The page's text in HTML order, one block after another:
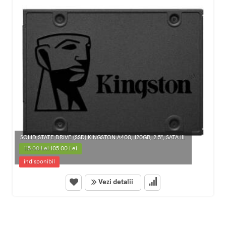
SOLID STATE DRIVE (SSD) KINGSTON A400, 120GB, 2.5", SATA III
115.00 Lei105.00 Lei
indisponibil
Vezi detalii